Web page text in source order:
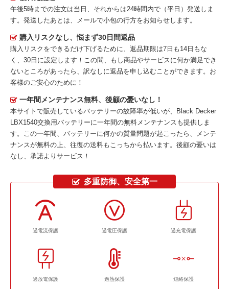
午後5時までの注文は当日、それからは24時間内で（平日）発送しま
す。発送したあとは、メールで小包の行方をお知らせします。
購入リスクなし、悩まず30日間返品
購入リスクをできるだけ下げるために、返品期限は7日も14日もな
く、30日に設定します！この間、もし商品やサービスに何か満足でき
ないところがあったら、訳なしに返品を申し込むことができます。お
客様のご安心のために！
一年間メンテナンス無料、後顧の憂いなし！
本サイトで販売しているバッテリーの故障率が低いが、 Black Decker
LBX1540交換用バッテリーに一年間の無料メンテナンスも提供しま
す。この一年間、バッテリーに何かの質量問題が起こったら、メンテ
ナンスが無料の上、往復の送料もこっちから払います。後顧の憂いは
なし、承諾よりサービス！
多重防御、安全第一
過電流保護 過電圧保護 過充電保護
過放電保護 過熱保護 短絡保護